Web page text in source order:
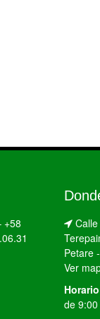
+58
Petare
Ver
de